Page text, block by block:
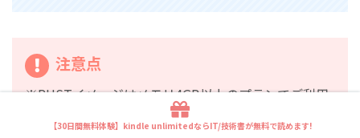
注意点
※RUSTイメージはメモリ4GB以上のプランでご利用
が可能となっております。
【30日間無料体験】kindle unlimitedならIT/技術書が無料で読めます!